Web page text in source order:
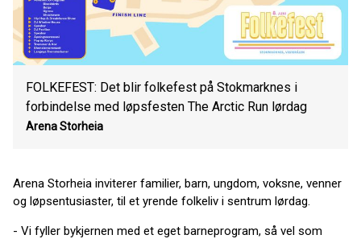
FOLKEFEST: Det blir folkefest på Stokmarknes i
forbindelse med løpsfesten The Arctic Run lørdag
Arena Storheia
Arena Storheia inviterer familier, barn, ungdom, voksne, venner
og løpsentusiaster, til et yrende folkeliv i sentrum lørdag.
- Vi fyller bykjernen med et eget barneprogram, så vel som